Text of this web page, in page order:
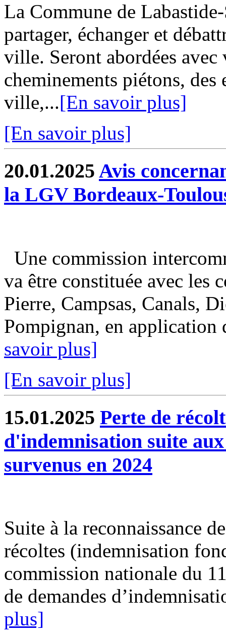
La Commune de
partager, échanger et
ville. Seront abordées avec
cheminements piétons, des
ville,...[En savoir plus]
[En savoir plus]
20.01.2025 Avis
la LGV Bordeaux-
Une commission
va être constituée avec les
Pierre, Campsas, Canals,
Pompignan, en
savoir plus]
[En savoir plus]
15.01.2025 Perte de
d'indemnisation suite
survenus en 2024
Suite à la reconnaissance
récoltes (indemnisation
commission nationale du
de demandes
plus]